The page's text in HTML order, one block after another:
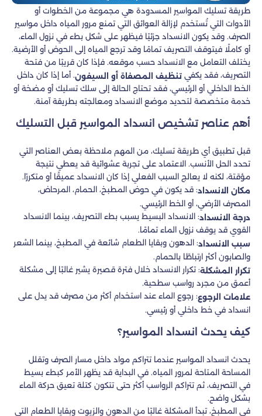
طريقة تسليك المواسير المسدودة هي مجموعة من الخطوات أو
الأدوات التي تُستخدم لإزالة العوائق التي تمنع مرور المياه داخل مواسير
الصرف. وقد يكون الانسداد جزئيًا فيظهر على شكل بطء في نزول الماء،
أو كاملًا فيتوقف التصريف تمامًا وقد ترجع المياه إلى الحوض أو الأرضية.
يختلف التعامل مع الانسداد حسب موقعه. فإذا كان قريبًا من فتحة
التصريف، فقد يكفي تنظيف المصفاة أو السيفون. أما إذا كان داخل
الخط الداخلي أو الرئيسي، فقد تحتاج الحالة إلى سلك تسليك أو مضخة أو
خدمة متخصصة لتحديد موضع الانسداد ومعالجته بطريقة آمنة.
أهم عناصر تشخيص انسداد المواسير قبل التسليك
قبل تطبيق أي طريقة تسليك، من المهم ملاحظة بعض العناصر التي
تحدد الحل الأنسب. الاعتماد على تجربة عشوائية قد يعطي نتيجة
مؤقتة، لكنه لا يعالج السبب الفعلي إذا كان الانسداد عميقًا أو متكررًا.
مكان الانسداد: قد يكون في حوض المطبخ، الحمام، المرحاض،
المصرف الأرضي، أو الخط الرئيسي.
درجة الانسداد: الانسداد البسيط يسبب بطء التصريف، بينما الانسداد
القوي قد يوقف نزول الماء تمامًا.
سبب الانسداد: الدهون وبقايا الطعام شائعة في المطبخ، بينما الشعر
والصابون أكثر ارتباطًا بالحمام.
تكرار المشكلة: تكرار الانسداد خلال فترة قصيرة يشير غالبًا إلى مشكلة
أعمق من مجرد رواسب سطحية.
علامات الرجوع: رجوع الماء عند استخدام أكثر من مصرف قد يدل على
انسداد في خط داخلي أو رئيسي.
كيف يحدث انسداد المواسير؟
يحدث انسداد المواسير عندما تتراكم مواد داخل مسار الصرف وتقلل
المساحة المتاحة لمرور المياه. في البداية قد يظهر الأمر كبطء بسيط
في التصريف، ثم تتراكم الرواسب أكثر حتى تتكون كتلة تعيق حركة الماء
بشكل واضح.
في المطبخ، تبدأ المشكلة غالبًا من الدهون والزيوت وبقايا الطعام التي